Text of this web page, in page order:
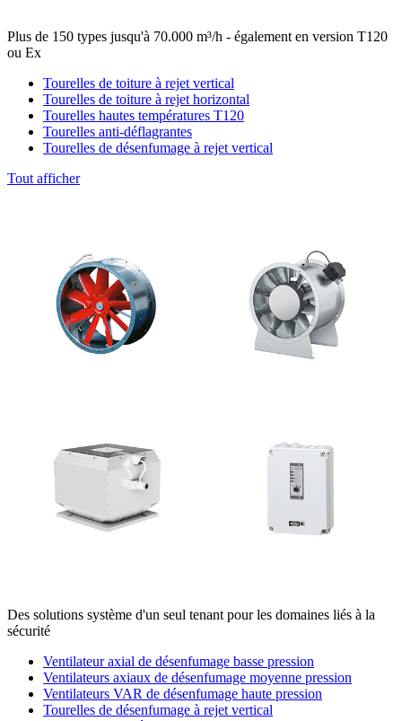
Plus de 150 types jusqu'à 70.000 m³/h - également en version T120
ou Ex
Tourelles de toiture à rejet vertical
Tourelles de toiture à rejet horizontal
Tourelles hautes températures T120
Tourelles anti-déflagrantes
Tourelles de désenfumage à rejet vertical
Tout afficher
Des solutions système d'un seul tenant pour les domaines liés à la
sécurité
Ventilateur axial de désenfumage basse pression
Ventilateurs axiaux de désenfumage moyenne pression
Ventilateurs VAR de désenfumage haute pression
Tourelles de désenfumage à rejet vertical